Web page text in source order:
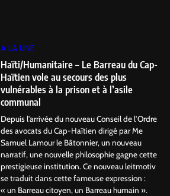
A LA UNE
Haïti/Humanitaire – Le Barreau du Cap-
Haïtien vole au secours des plus
vulnérables à la prison et à l’asile
communal
Depuis l’arrivée du nouveau Conseil de l’Ordre
des avocats du Cap-Haïtien dirigé par Me
Samuel Lamour le Bâtonnier, un nouveau
narratif, une nouvelle philosophie gagne cette
prestigieuse institution. Ce nouveau leitmotiv
se traduit dans cette fameuse expression :
« un Barreau citoyen, un Barreau humain ».